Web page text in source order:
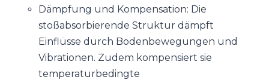
Dämpfung und Kompensation: Die
stoßabsorbierende Struktur dämpft
Einflüsse durch Bodenbewegungen und
Vibrationen. Zudem kompensiert sie
temperaturbedingte